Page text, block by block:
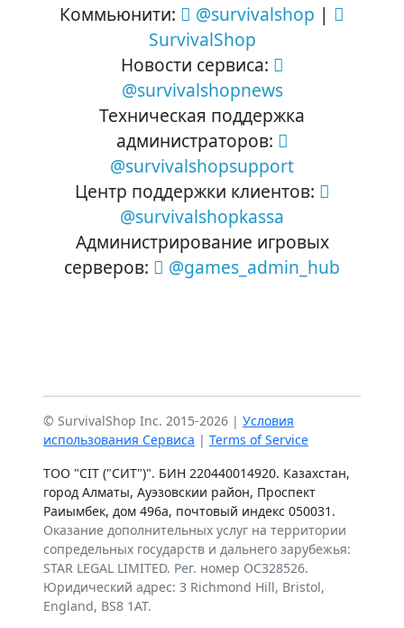
Коммьюнити: @survivalshop |
SurvivalShop
Новости сервиса:
@survivalshopnews
Техническая поддержка
администраторов:
@survivalshopsupport
Центр поддержки клиентов:
@survivalshopkassa
Администрирование игровых
серверов:
@games_admin_hub
© SurvivalShop Inc. 2015-2026 | Условия
использования Сервиса | Terms of Service
ТОО "CIT ("СИТ")". БИН 220440014920. Казахстан,
город Алматы, Ауэзовскии‌ рай‌он, Проспект
Раи‌ымбек, дом 496а, почтовый‌ индекс 050031.
Оказание дополнительных услуг на территории
сопредельных государств и дальнего зарубежья:
STAR LEGAL LIMITED. Рег. номер OC328526.
Юридический адрес: 3 Richmond Hill, Bristol,
England, BS8 1AT.